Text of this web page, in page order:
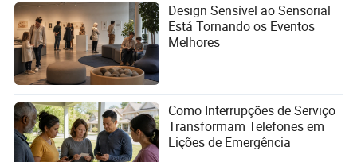
Design Sensível ao Sensorial
Está Tornando os Eventos
Melhores
Como Interrupções de Serviço
Transformam Telefones em
Lições de Emergência